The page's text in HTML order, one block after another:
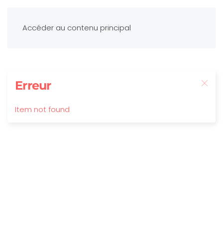
Accéder au contenu principal
Erreur
Item not found